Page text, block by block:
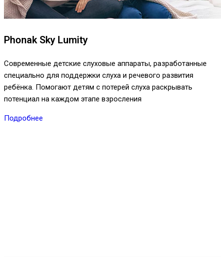
Phonak Sky Lumity
Современные детские слуховые аппараты, разработанные
специально для поддержки слуха и речевого развития
ребёнка. Помогают детям с потерей слуха раскрывать
потенциал на каждом этапе взросления
Подробнее